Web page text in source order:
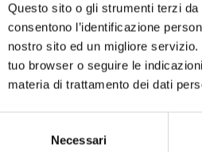
Questo sito o gli strumenti terzi
consentono l’identificazione
nostro sito ed un migliore
tuo browser o seguire le
materia di trattamento dei dati
Necessari